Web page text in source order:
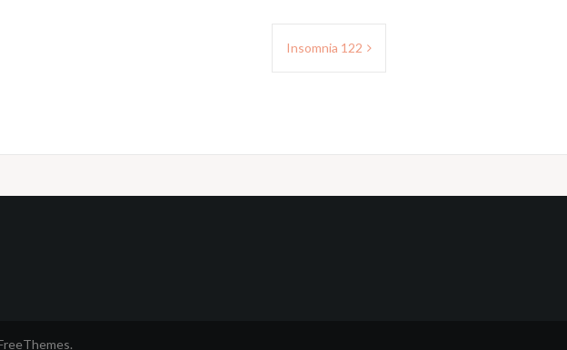
Insomnia 122